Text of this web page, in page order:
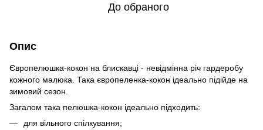
До обраного
Опис
Європелюшка-кокон на блискавці - невідмінна річ гардеробу
кожного малюка. Така європеленка-кокон ідеально підійде на
зимовий сезон.
Загалом така пелюшка-кокон ідеально підходить:
для вільного спілкування;